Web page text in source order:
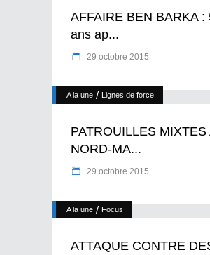
AFFAIRE BEN BARKA :
ans ap...
29 octobre 2015
A la une / Lignes de force
PATROUILLES MIXTES
NORD-MA...
29 octobre 2015
A la une / Focus
ATTAQUE CONTRE